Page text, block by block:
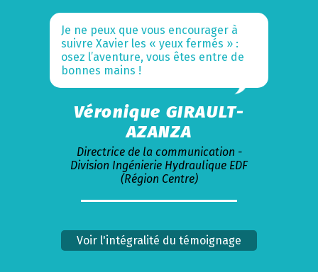
Je ne peux que vous encourager à
suivre Xavier les « yeux fermés » :
osez l’aventure, vous êtes entre de
bonnes mains !
Véronique GIRAULT-
AZANZA
Directrice de la communication -
Division Ingénierie Hydraulique EDF
(Région Centre)
Voir l'intégralité du témoignage